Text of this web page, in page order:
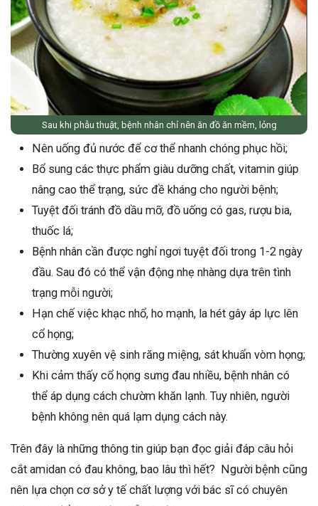
Sau khi phẫu thuật, bệnh nhân chỉ nên ăn đồ ăn mềm, lỏng
Nên uống đủ nước để cơ thể nhanh chóng phục hồi;
Bổ sung các thực phẩm giàu dưỡng chất, vitamin giúp
nâng cao thể trạng, sức đề kháng cho người bệnh;
Tuyệt đối tránh đồ dầu mỡ, đồ uống có gas, rượu bia,
thuốc lá;
Bệnh nhân cần được nghỉ ngơi tuyệt đối trong 1-2 ngày
đầu. Sau đó có thể vận động nhẹ nhàng dựa trên tình
trạng mỗi người;
Hạn chế việc khạc nhổ, ho mạnh, la hét gây áp lực lên
cổ họng;
Thường xuyên vệ sinh răng miệng, sát khuẩn vòm họng;
Khi cảm thấy cổ họng sưng đau nhiều, bệnh nhân có
thể áp dụng cách chườm khăn lạnh. Tuy nhiên, người
bệnh không nên quá lạm dụng cách này.
Trên đây là những thông tin giúp bạn đọc giải đáp câu hỏi
cắt amidan có đau không, bao lâu thì hết? Người bệnh cũng
nên lựa chọn cơ sở y tế chất lượng với bác sĩ có chuyên